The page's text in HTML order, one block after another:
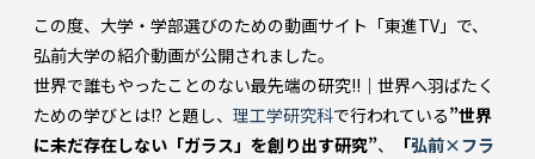
この度、大学・学部選びのための動画サイト「東進TV」で、
弘前大学の紹介動画が公開されました。
世界で誰もやったことのない最先端の研究!!｜世界へ羽ばたく
ための学びとは!? と題し、 理工学研究科で行われている”世界
に未だ存在しない「ガラス」を創り出す研究”、 「弘前×フラ